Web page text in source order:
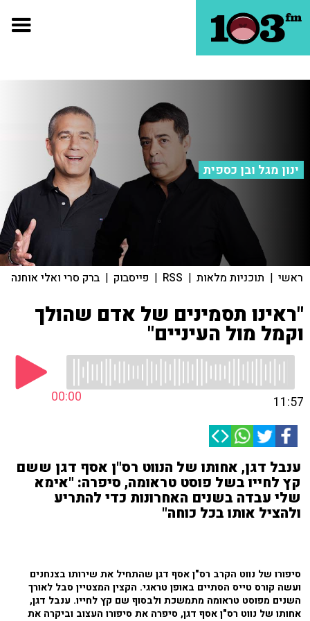
ינון מגל ובן כספית
ראשי | תוכניות מלאות |
RSS
| פייסבוק | ברק סרי ואלי אוחנה
"ראינו תסמינים של אדם שהולך
וקמל מול העיניים"
00:00 11:57
ענבל דגן, אחותו של הנווט רס"ן אסף דגן ששם
קץ לחייו בשל פוסט טראומה, סיפרה: "אימא
שלי עבדה בשנים האחרונות כדי להתריע
ולהציל אותו בכל כוחה"
סיפורו של נווט הקרב רס"ן אסף דגן שהתחיל את שירותו בצנחנים
ועשה קורס טייס הסתיים באופן טראגי. הקצין המצטיין סבל לאורך
השנים מפוסט טראומה מתמשכת ולבסוף שם קץ לחייו. ענבל דגן,
אחותו של נווט רס"ן אסף דגן, סיפרה את סיפורו העצוב וביקרה את